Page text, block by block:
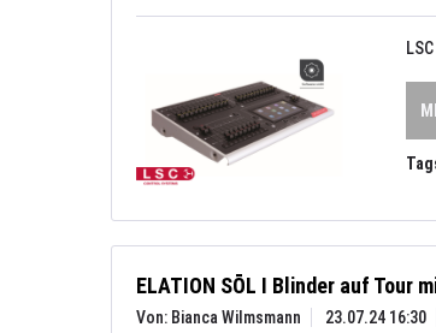
ELATION SŌL I Blinder auf Tour
Von: Bianca Wilmsmann 23.07.24 16:30